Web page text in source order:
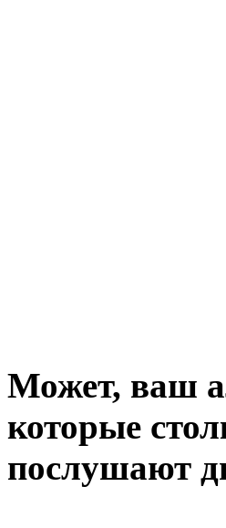
Может, ваш
которые
послушают